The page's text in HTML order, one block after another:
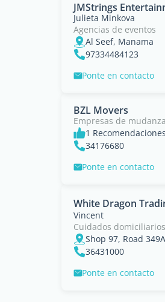
JMStrings
Julieta Minkova
Agencias de eventos
Al Seef, Manama
97334484123
Ponte en contacto
BZL Movers
Empresas de
1 Recomendaciones
34176680
Ponte en contacto
White Dragon
Vincent
Cuidados domiciliarios
Shop 97, Road
36431000
Ponte en contacto